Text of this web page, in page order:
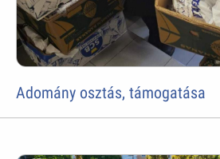
Adomány osztás, támogatása